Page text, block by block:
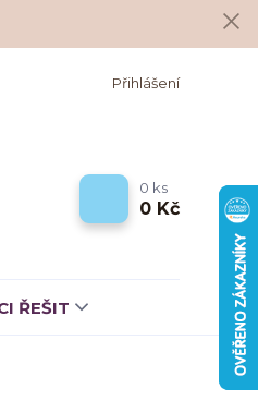
Přihlášení
0 ks
0 Kč
ŘEŠIT